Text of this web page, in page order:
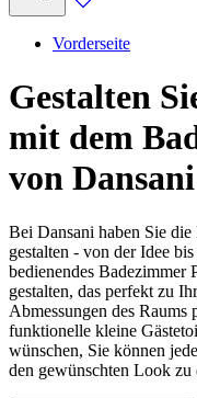
Vorderseite
Gestalten
mit dem
von Dansani
Bei Dansani haben Sie
gestalten - von der Idee
bedienendes Badezimmer
gestalten, das perfekt zu
Abmessungen des Raums
funktionelle kleine
wünschen, Sie können
den gewünschten Look zu